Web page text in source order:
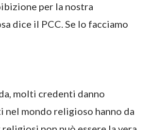
per la nostra
dice il PCC. Se lo facciamo
molti credenti danno
mondo religioso hanno da